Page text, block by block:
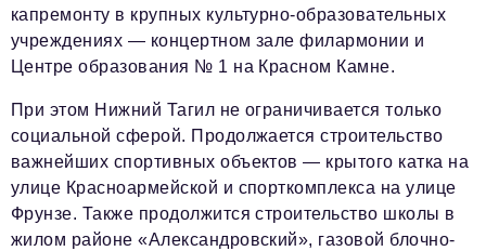
капремонту в крупных культурно-образовательных
учреждениях — концертном зале филармонии и
Центре образования № 1 на Красном Камне.
При этом Нижний Тагил не ограничивается только
социальной сферой. Продолжается строительство
важнейших спортивных объектов — крытого катка на
улице Красноармейской и спорткомплекса на улице
Фрунзе. Также продолжится строительство школы в
жилом районе «Александровский», газовой блочно-